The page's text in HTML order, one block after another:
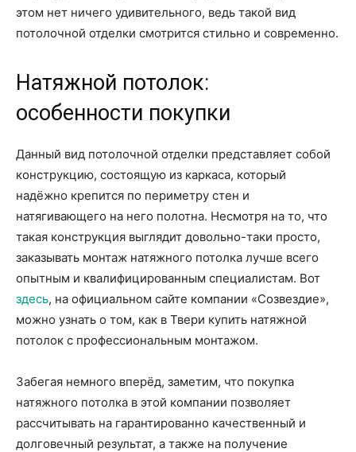
этом нет ничего удивительного, ведь такой вид
потолочной отделки смотрится стильно и современно.
Натяжной потолок:
особенности покупки
Данный вид потолочной отделки представляет собой
конструкцию, состоящую из каркаса, который
надёжно крепится по периметру стен и
натягивающего на него полотна. Несмотря на то, что
такая конструкция выглядит довольно-таки просто,
заказывать монтаж натяжного потолка лучше всего
опытным и квалифицированным специалистам. Вот
здесь, на официальном сайте компании «Созвездие»,
можно узнать о том, как в Твери купить натяжной
потолок с профессиональным монтажом.
Забегая немного вперёд, заметим, что покупка
натяжного потолка в этой компании позволяет
рассчитывать на гарантированно качественный и
долговечный результат, а также на получение